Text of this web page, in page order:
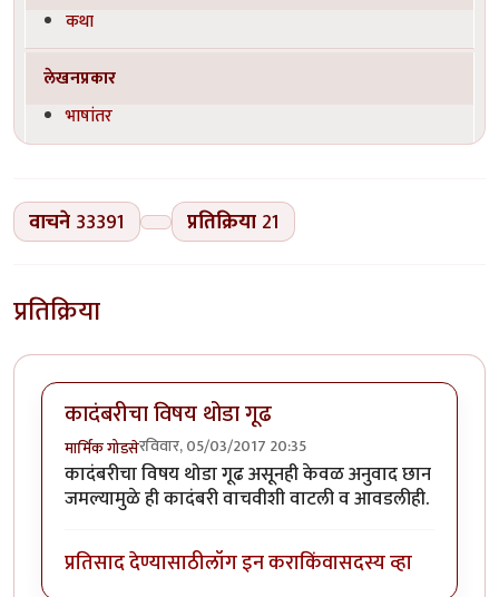
कथा
लेखनप्रकार
भाषांतर
वाचने 33391 प्रतिक्रिया 21
प्रतिक्रिया
कादंबरीचा विषय थोडा गूढ
मार्मिक गोडसेरविवार, 05/03/2017 20:35
कादंबरीचा विषय थोडा गूढ असूनही केवळ अनुवाद छान
जमल्यामुळे ही कादंबरी वाचवीशी वाटली व आवडलीही.
प्रतिसाद देण्यासाठीलॉग इन कराकिंवासदस्य व्हा